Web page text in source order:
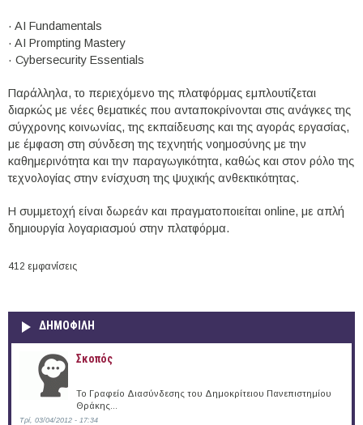
· AI Fundamentals
· AI Prompting Mastery
· Cybersecurity Essentials
Παράλληλα, το περιεχόμενο της πλατφόρμας εμπλουτίζεται
διαρκώς με νέες θεματικές που ανταποκρίνονται στις ανάγκες της
σύγχρονης κοινωνίας, της εκπαίδευσης και της αγοράς εργασίας,
με έμφαση στη σύνδεση της τεχνητής νοημοσύνης με την
καθημερινότητα και την παραγωγικότητα, καθώς και στον ρόλο της
τεχνολογίας στην ενίσχυση της ψυχικής ανθεκτικότητας.
Η συμμετοχή είναι δωρεάν και πραγματοποιείται online, με απλή
δημιουργία λογαριασμού στην πλατφόρμα.
412 εμφανίσεις
ΔΗΜΟΦΙΛΗ
Σκοπός
Το Γραφείο Διασύνδεσης του Δημοκρίτειου Πανεπιστημίου
Θράκης...
Τρί, 03/04/2012 - 17:34